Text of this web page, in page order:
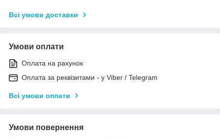
Всі умови доставки
Умови оплати
Оплата на рахунок
Оплата за реквізитами - у Viber / Telegram
Всі умови оплати
Умови повернення